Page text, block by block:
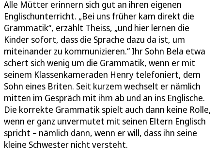
Alle Mütter erinnern sich gut an ihren eigenen
Englischunterricht. „Bei uns früher kam direkt die
Grammatik“, erzählt Theiss, „und hier lernen die
Kinder sofort, dass die Sprache dazu da ist, um
miteinander zu kommunizieren.“ Ihr Sohn Bela etwa
schert sich wenig um die Grammatik, wenn er mit
seinem Klassenkameraden Henry telefoniert, dem
Sohn eines Briten. Seit kurzem wechselt er nämlich
mitten im Gespräch mit ihm ab und an ins Englische.
Die korrekte Grammatik spielt auch dann keine Rolle,
wenn er ganz unvermutet mit seinen Eltern Englisch
spricht – nämlich dann, wenn er will, dass ihn seine
kleine Schwester nicht versteht.